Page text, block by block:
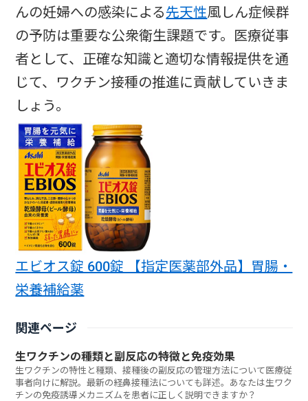
んの妊婦への感染による先天性風しん症候群
の予防は重要な公衆衛生課題です。医療従事
者として、正確な知識と適切な情報提供を通
じて、ワクチン接種の推進に貢献していきま
しょう。
エビオス錠 600錠 【指定医薬部外品】胃腸・
栄養補給薬
関連ページ
生ワクチンの種類と副反応の特徴と免疫効果
生ワクチンの特性と種類、接種後の副反応の管理方法について医療従
事者向けに解説。最新の経鼻接種法についても詳述。あなたは生ワク
チンの免疫誘導メカニズムを患者に正しく説明できますか？